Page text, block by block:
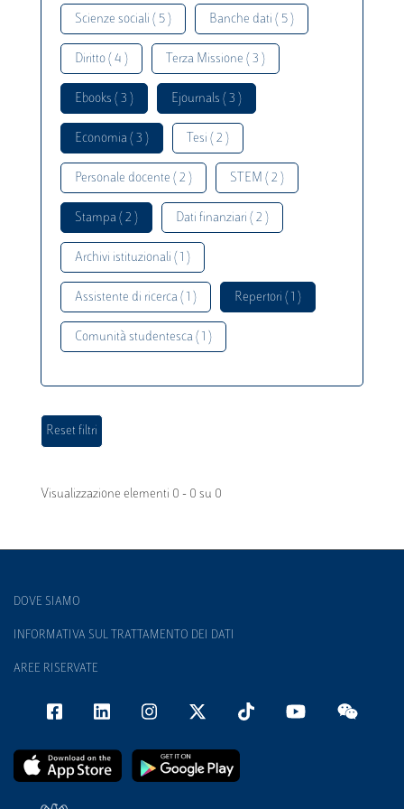
Scienze sociali ( 5 ) Banche dati ( 5 )
Diritto ( 4 ) Terza Missione ( 3 )
Ebooks ( 3 ) Ejournals ( 3 )
Economia ( 3 ) Tesi ( 2 )
Personale docente ( 2 ) STEM ( 2 )
Stampa ( 2 ) Dati finanziari ( 2 )
Archivi istituzionali ( 1 )
Assistente di ricerca ( 1 ) Repertori ( 1 )
Comunità studentesca ( 1 )
Visualizzazione elementi 0 - 0 su 0
DOVE SIAMO
INFORMATIVA SUL TRATTAMENTO DEI DATI
AREE RISERVATE